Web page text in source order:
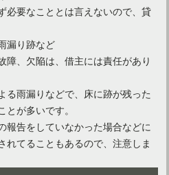
必要なこととは言えないので、貸
漏り跡など
障、欠陥は、借主には責任があり
る雨漏りなどで、床に跡が残った
が多いです。
報告をしていなかった場合などに
れてることもあるので、注意しま